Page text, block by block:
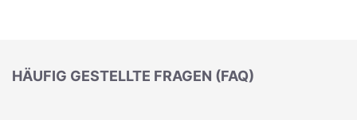
HÄUFIG GESTELLTE FRAGEN (FAQ)